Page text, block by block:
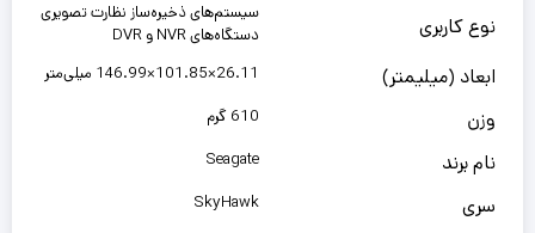
نوع کاربری
سیستم‌های ذخیره‌ساز نظارت تصویری
دستگاه‌های NVR و DVR
ابعاد (میلیمتر) 26.11×101.85×146.99 میلی‌متر
وزن 610 گرم
نام برند Seagate
سری SkyHawk